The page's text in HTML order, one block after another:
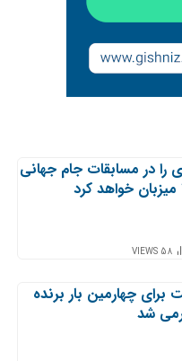
۱۳ بازی را در مسابقات جام جهانی
58
VIEWS
برای چهارمین بار برنده
شد